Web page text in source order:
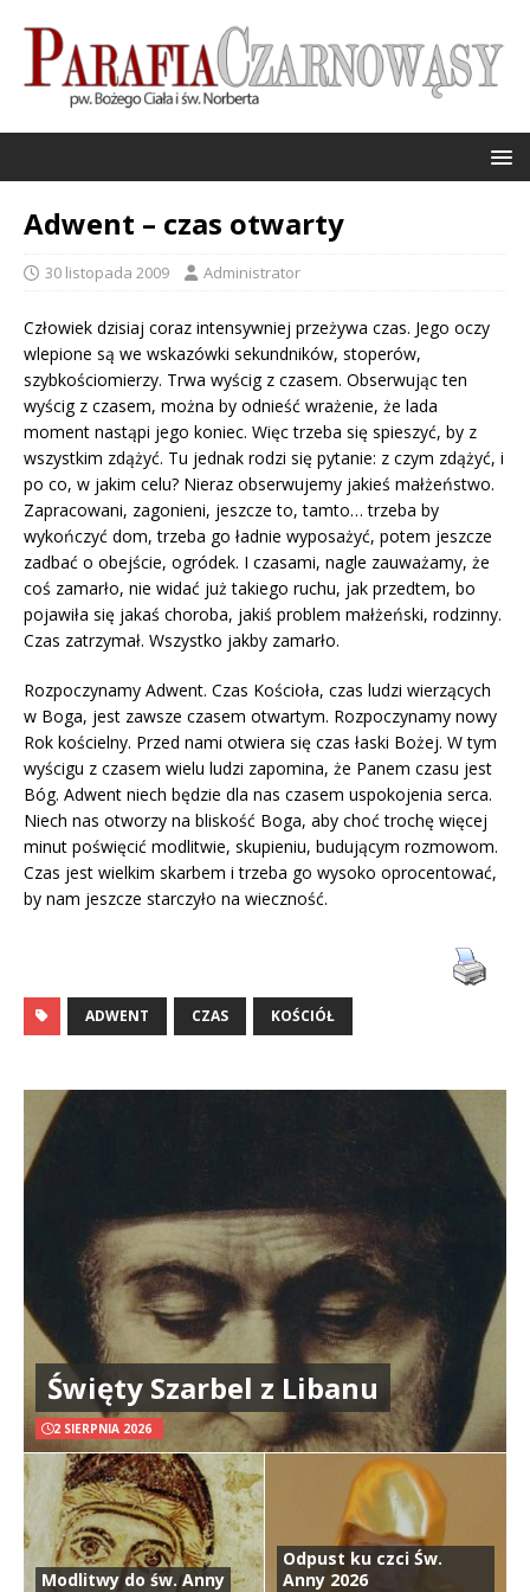
Adwent – czas otwarty
30 listopada 2009 Administrator
Człowiek dzisiaj coraz intensywniej przeżywa czas. Jego oczy
wlepione są we wskazówki sekundników, stoperów,
szybkościomierzy. Trwa wyścig z czasem. Obserwując ten
wyścig z czasem, można by odnieść wrażenie, że lada
moment nastąpi jego koniec. Więc trzeba się spieszyć, by z
wszystkim zdążyć. Tu jednak rodzi się pytanie: z czym zdążyć, i
po co, w jakim celu? Nieraz obserwujemy jakieś małżeństwo.
Zapracowani, zagonieni, jeszcze to, tamto… trzeba by
wykończyć dom, trzeba go ładnie wyposażyć, potem jeszcze
zadbać o obejście, ogródek. I czasami, nagle zauważamy, że
coś zamarło, nie widać już takiego ruchu, jak przedtem, bo
pojawiła się jakaś choroba, jakiś problem małżeński, rodzinny.
Czas zatrzymał. Wszystko jakby zamarło.
Rozpoczynamy Adwent. Czas Kościoła, czas ludzi wierzących
w Boga, jest zawsze czasem otwartym. Rozpoczynamy nowy
Rok kościelny. Przed nami otwiera się czas łaski Bożej. W tym
wyścigu z czasem wielu ludzi zapomina, że Panem czasu jest
Bóg. Adwent niech będzie dla nas czasem uspokojenia serca.
Niech nas otworzy na bliskość Boga, aby choć trochę więcej
minut poświęcić modlitwie, skupieniu, budującym rozmowom.
Czas jest wielkim skarbem i trzeba go wysoko oprocentować,
by nam jeszcze starczyło na wieczność.
ADWENT CZAS KOŚCIÓŁ
Święty Szarbel z Libanu
2 SIERPNIA 2026
Modlitwy do św. Anny
Odpust ku czci Św.
Anny 2026